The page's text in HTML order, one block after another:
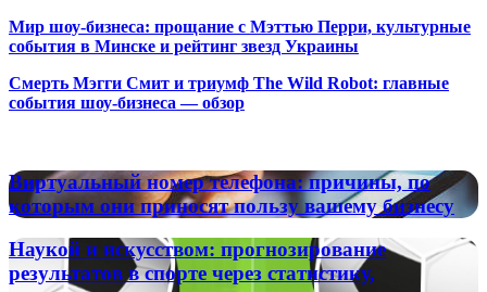
Мир шоу-бизнеса: прощание с Мэттью Перри, культурные
события в Минске и рейтинг звезд Украины
Смерть Мэгги Смит и триумф The Wild Robot: главные
события шоу-бизнеса — обзор
Виртуальный
номер
телефона:
причины,
по
которым
Виртуальный номер телефона: причины, по
которым они приносят пользу вашему бизнесу
Наукой
и
искусством:
Наукой и искусством: прогнозирование
результатов в спорте через статистику,